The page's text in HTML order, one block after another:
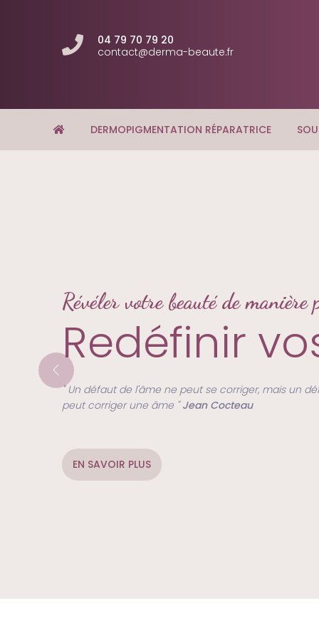
04 79 70 79 20
contact@derma-beaute.fr
DERMOPIGMENTATION RÉPARATRICE
Révéler votre beauté de manière
Redéfinir
" Un défaut de l'âme ne peut se corriger, mais un
peut corriger une âme "Jean Cocteau
EN SAVOIR PLUS